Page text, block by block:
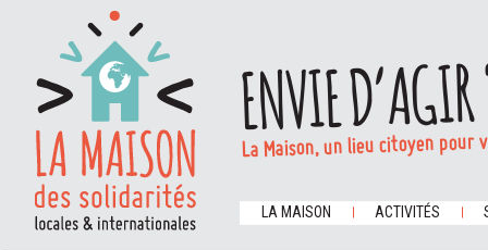
ENVIE
La Maison, un lieu citoyen
LA MAISON ACTIVITÉS